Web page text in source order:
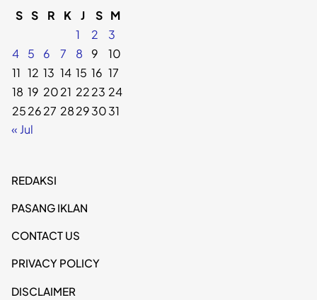
S S R K J S M
1
2
3
4
5 6 7 8 9
10
11 12 13 14 15 16 17
18 19 2021 2223 24
252627 28293031
« Jul
REDAKSI
PASANG IKLAN
CONTACT US
PRIVACY POLICY
DISCLAIMER